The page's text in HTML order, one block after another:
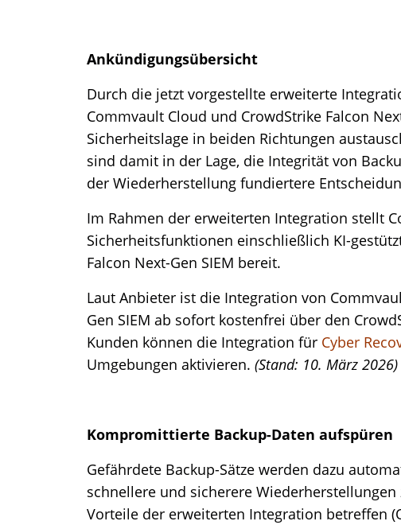
Ankündigungsübersicht
Durch die jetzt vorgestellte erweiterte
Commvault Cloud und CrowdStrike Falcon
Sicherheitslage in beiden Richtungen
sind damit in der Lage, die Integrität von
der Wiederherstellung fundiertere
Im Rahmen der erweiterten Integration stellt
Sicherheitsfunktionen einschließlich KI-
Falcon Next-Gen SIEM bereit.
Laut Anbieter ist die Integration von
Gen SIEM ab sofort kostenfrei über den
Kunden können die Integration für Cyber
Umgebungen aktivieren. (Stand: 10. März 2026)
Kompromittierte Backup-Daten aufspüren
Gefährdete Backup-Sätze werden dazu
schnellere und sicherere
Vorteile der erweiterten Integration betreffen